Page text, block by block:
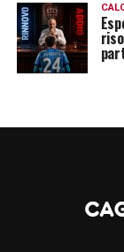
questo
Rossi.
La quota
Goldbet
La stessa